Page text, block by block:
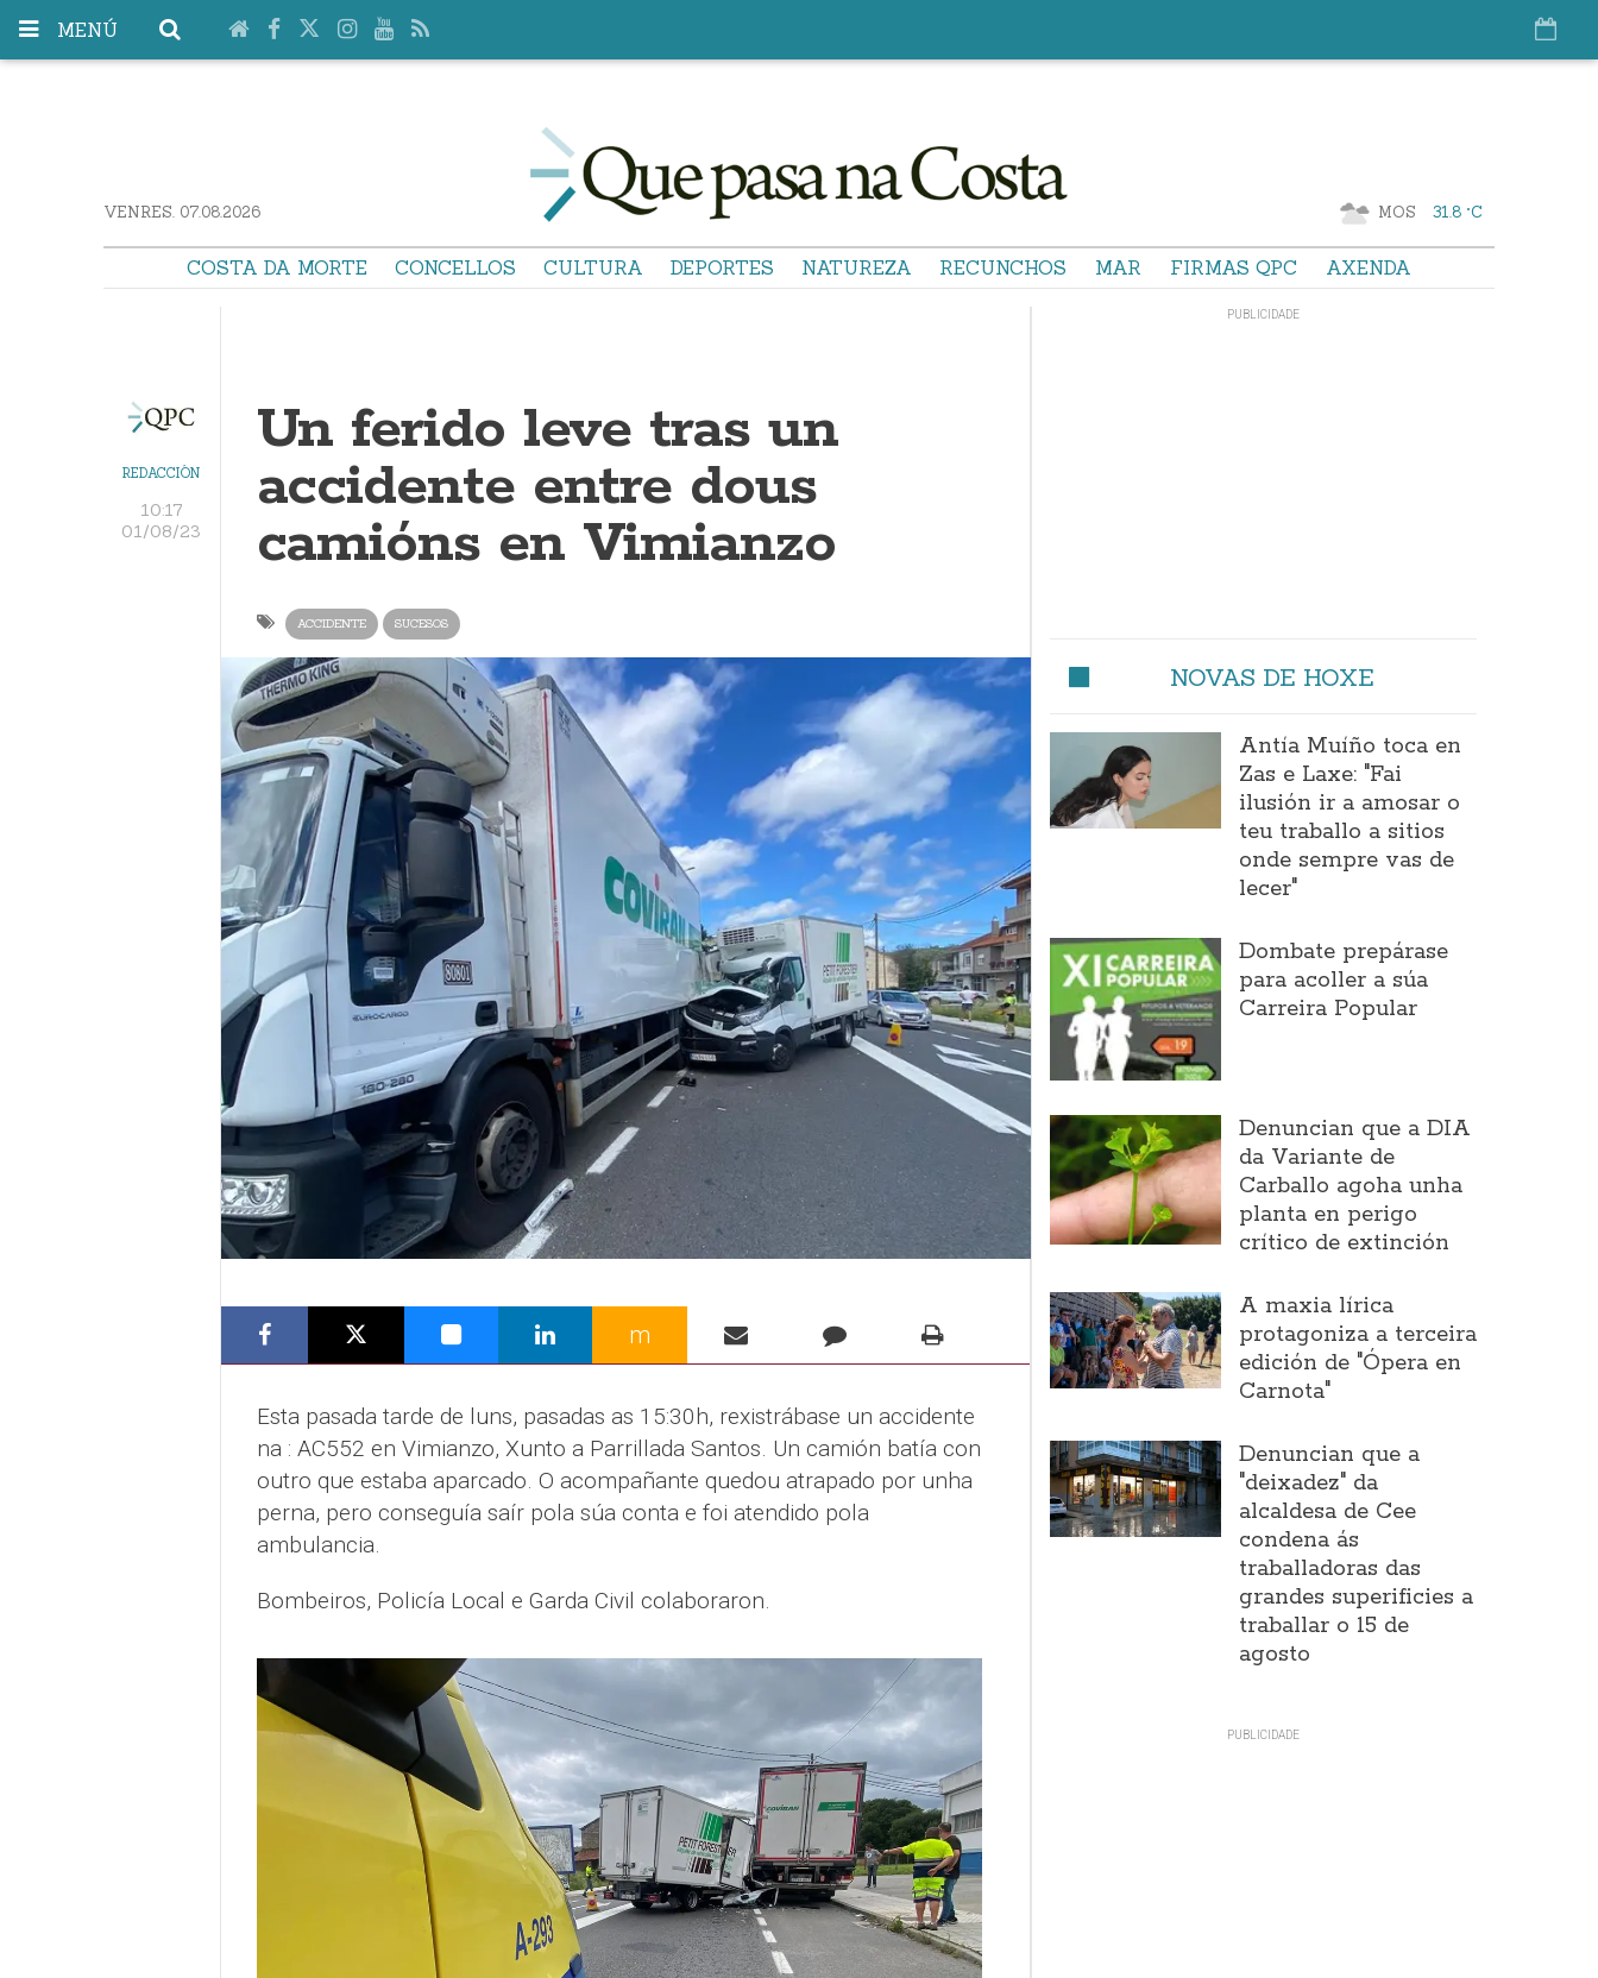
MENÚ
VENRES. 07.08.2026 MOS 31.8 °C
COSTA DA MORTE CONCELLOS CULTURA DEPORTES NATUREZA RECUNCHOS MAR FIRMAS QPC AXENDA
REDACCIÓN
10:17
01/08/23
Un ferido leve tras un
accidente entre dous
camións en Vimianzo
ACCIDENTE SUCESOS
m
Esta pasada tarde de luns, pasadas as 15:30h, rexistrábase un accidente
na : AC552 en Vimianzo, Xunto a Parrillada Santos. Un camión batía con
outro que estaba aparcado. O acompañante quedou atrapado por unha
perna, pero conseguía saír pola súa conta e foi atendido pola
ambulancia.
Bombeiros, Policía Local e Garda Civil colaboraron.
NOVAS DE HOXE
Antía Muíño toca en
Zas e Laxe: "Fai
ilusión ir a amosar o
teu traballo a sitios
onde sempre vas de
lecer"
Dombate prepárase
para acoller a súa
Carreira Popular
Denuncian que a DIA
da Variante de
Carballo agoha unha
planta en perigo
crítico de extinción
A maxia lírica
protagoniza a terceira
edición de "Ópera en
Carnota"
Denuncian que a
"deixadez" da
alcaldesa de Cee
condena ás
traballadoras das
grandes superificies a
traballar o 15 de
agosto